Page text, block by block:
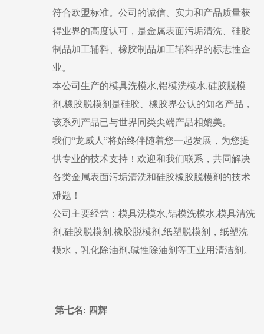
符合欧盟标准。公司的诚信、实力和产品质量获
得业界的高度认可，是金属表面污垢清洗、硅胶
制品加工辅料、橡胶制品加工辅料界的标志性企
业。
本公司生产的模具洗模水,铝模洗模水,硅胶脱模
剂,橡胶脱模剂是硅胶、橡胶界公认的知名产品，
该系列产品已与世界同类尖端产品相媲美。
我们“龙威人”将始终伴随着您一起发展，为您提
供专业的技术支持！欢迎和我们联系，共同解决
各类金属表面污垢清洗和硅胶橡胶脱模剂的技术
难题！
公司主要经营：模具洗模水,铝模洗模水,模具清洗
剂,硅胶脱模剂,橡胶脱模剂,纸塑脱模剂，纸塑洗
模水，乳化除油剂,碱性除油剂等工业用清洁剂。
第七名: 四辉